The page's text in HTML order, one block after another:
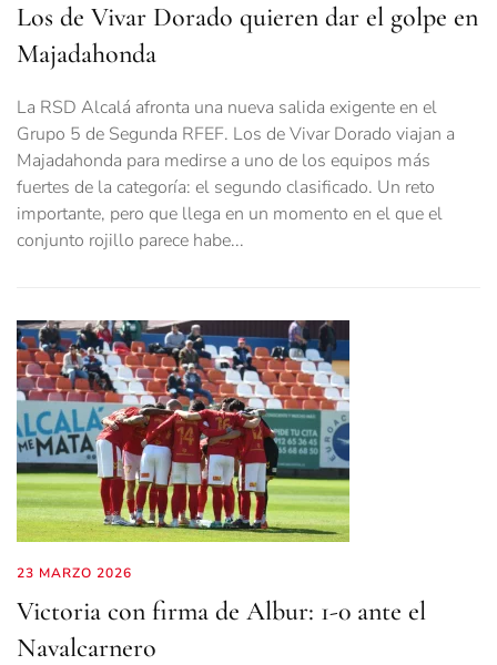
Los de Vivar Dorado quieren dar el golpe en
Majadahonda
La RSD Alcalá afronta una nueva salida exigente en el
Grupo 5 de Segunda RFEF. Los de Vivar Dorado viajan a
Majadahonda para medirse a uno de los equipos más
fuertes de la categoría: el segundo clasificado. Un reto
importante, pero que llega en un momento en el que el
conjunto rojillo parece habe...
23 MARZO 2026
Victoria con firma de Albur: 1-0 ante el
Navalcarnero